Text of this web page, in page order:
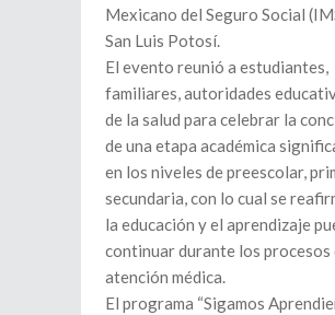
Mexicano del Seguro Social
San Luis Potosí.
El evento reunió a estudiantes,
familiares, autoridades
de la salud para celebrar la
de una etapa académica
en los niveles de preescolar,
secundaria, con lo cual se
la educación y el aprendizaje
continuar durante los procesos
atención médica.
El programa “Sigamos